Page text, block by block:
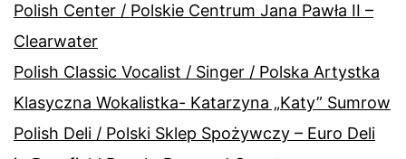
Polish Center / Polskie Centrum Jana Pawła II –
Clearwater
Polish Classic Vocalist / Singer / Polska Artystka
Klasyczna Wokalistka- Katarzyna „Katy” Sumrow
Polish Deli / Polski Sklep Spożywczy – Euro Deli